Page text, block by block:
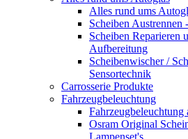
Alles rund ums
Scheiben Austrennen
Scheiben Reparieren
Aufbereitung
Scheibenwischer /
Sensortechnik
Carrosserie Produkte
Fahrzeugbeleuchtung
Fahrzeugbeleuchtung
Osram Original